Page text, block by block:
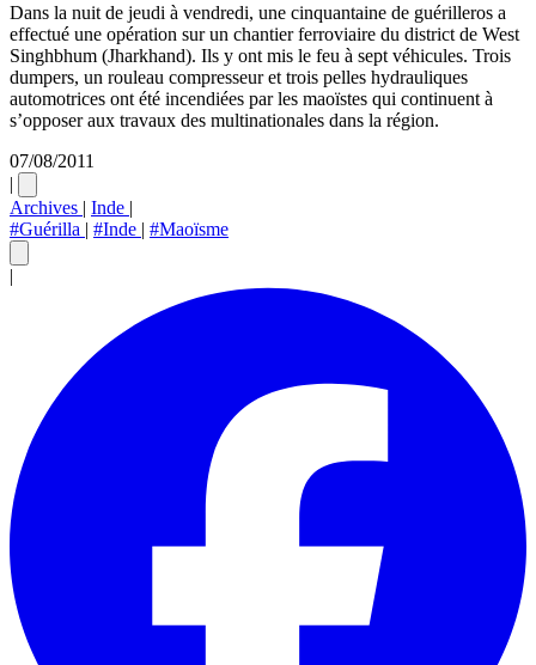
Dans la nuit de jeudi à vendredi, une cinquantaine de guérilleros a
effectué une opération sur un chantier ferroviaire du district de West
Singhbhum (Jharkhand). Ils y ont mis le feu à sept véhicules. Trois
dumpers, un rouleau compresseur et trois pelles hydrauliques
automotrices ont été incendiées par les maoïstes qui continuent à
s’opposer aux travaux des multinationales dans la région.
07/08/2011
|
Archives | Inde |
#Guérilla | #Inde | #Maoïsme
|